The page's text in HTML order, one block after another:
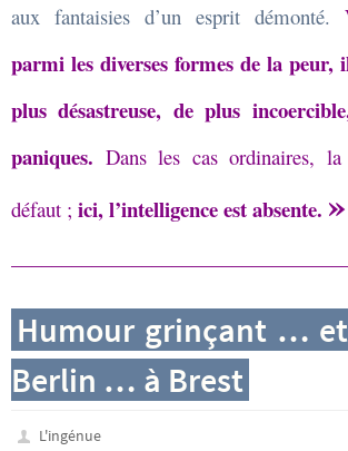
aux fantaisies d’un esprit démonté.
parmi les diverses formes de la peur,
plus désastreuse, de plus
paniques. Dans les cas ordinaires,
défaut ; ici, l’intelligence est absente. »
Humour grinçant …
Berlin … à Brest
L'ingénue